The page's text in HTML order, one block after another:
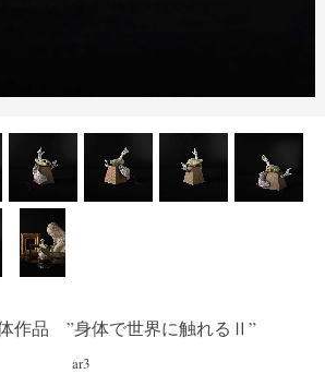
作品 ”身体で世界に触れるⅡ”
ar3